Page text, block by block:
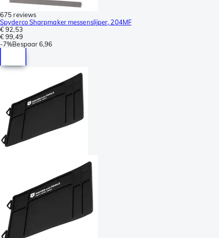
675 reviews
Spyderco Sharpmaker messenslijper, 204MF
€ 92,53
€ 99,49
-7%Bespaar6,96